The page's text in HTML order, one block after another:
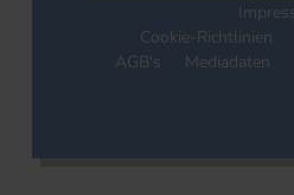
Cookie-Richtlinien
AGB's
Mediadaten